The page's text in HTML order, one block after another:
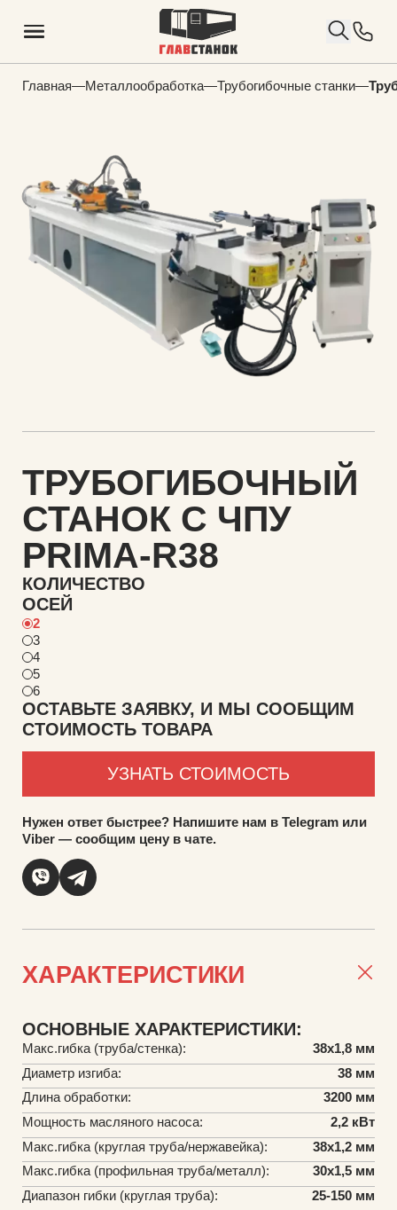
Главная—Металлообработка—Трубогибочные станки—
ТРУБОГИБОЧНЫЙ
СТАНОК С ЧПУ
PRIMA-R38
КОЛИЧЕСТВО
ОСЕЙ
2
3
4
5
6
ОСТАВЬТЕ ЗАЯВКУ, И МЫ СООБЩИМ
СТОИМОСТЬ ТОВАРА
УЗНАТЬ СТОИМОСТЬ
Нужен ответ быстрее? Напишите нам в Telegram или
Viber — сообщим цену в чате.
ХАРАКТЕРИСТИКИ
ОСНОВНЫЕ ХАРАКТЕРИСТИКИ:
Макс.гибка (труба/стенка):
38х1,8 мм
Диаметр изгиба:
38 мм
Длина обработки:
3200 мм
Мощность масляного насоса:
2,2 кВт
Макс.гибка (круглая труба/нержавейка):
38х1,2 мм
Макс.гибка (профильная труба/металл):
30х1,5 мм
Диапазон гибки (круглая труба):
25-150 мм